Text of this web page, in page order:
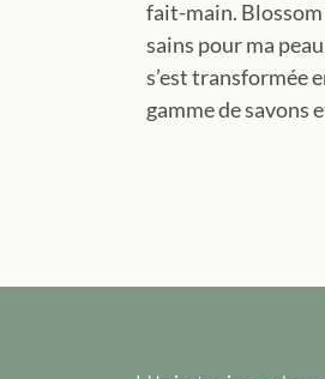
fait-main. Blossom
sains pour ma
s’est transformée
gamme de savons